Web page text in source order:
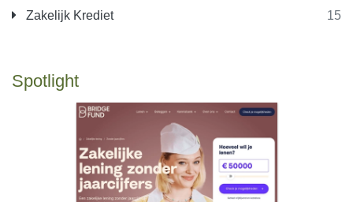
Zakelijk Krediet 15
Spotlight